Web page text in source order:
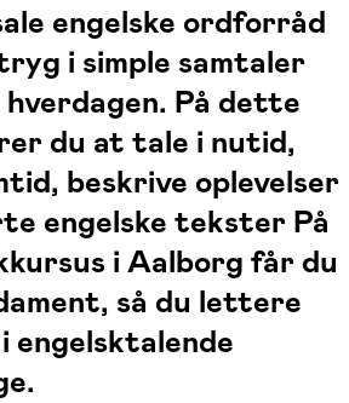
engelske ordforråd
i simple samtaler
På dette
du at tale i nutid,
beskrive oplevelser
engelske tekster På
i Aalborg får du
så du lettere
engelsktalende